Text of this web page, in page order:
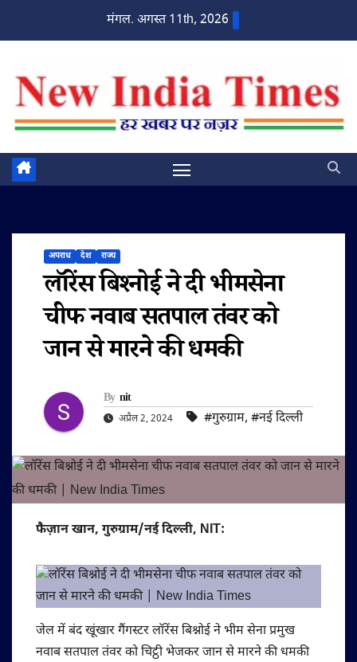
मंगल. अगस्त 11th, 2026
अपराध देश राज्य
लॉरेंस बिश्नोई ने दी भीमसेना
चीफ नवाब सतपाल तंवर को
जान से मारने की धमकी
By nit
अप्रैल 2, 2024 #गुरुग्राम, #नई दिल्ली
फैज़ान खान, गुरुग्राम/नई दिल्ली, NIT:
जेल में बंद खूंखार गैंगस्टर लॉरेंस बिश्नोई ने भीम सेना प्रमुख
नवाब सतपाल तंवर को चिट्ठी भेजकर जान से मारने की धमकी